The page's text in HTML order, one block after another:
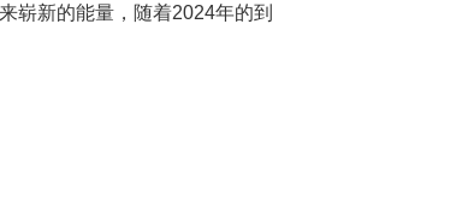
崭新的能量，随着2024年的到